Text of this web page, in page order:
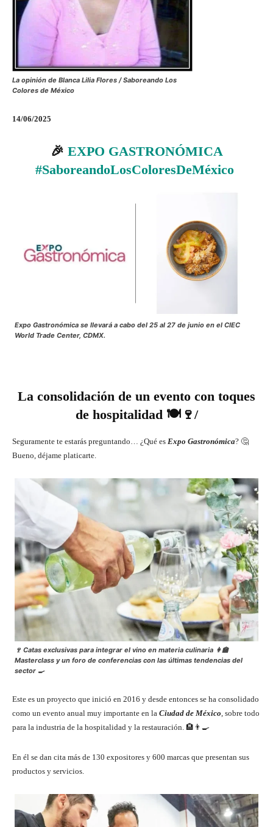
La opinión de Blanca Lilia Flores / Saboreando Los
Colores de México
14/06/2025
🎉 EXPO GASTRONÓMICA
#SaboreandoLosColoresDeMéxico
Expo Gastronómica se llevará a cabo del 25 al 27 de junio en el CIEC
World Trade Center, CDMX.
La consolidación de un evento con toques
de hospitalidad 🍽️🍷/
Seguramente te estarás preguntando… ¿Qué es Expo Gastronómica? 🤔
Bueno, déjame platicarte.
🍷 Catas exclusivas para integrar el vino en materia culinaria 👩‍🏫
Masterclass y un foro de conferencias con las últimas tendencias del
sector 🍳
Este es un proyecto que inició en 2016 y desde entonces se ha consolidado
como un evento anual muy importante en la Ciudad de México, sobre todo
para la industria de la hospitalidad y la restauración. 🏨👨‍🍳
En él se dan cita más de 130 expositores y 600 marcas que presentan sus
productos y servicios.